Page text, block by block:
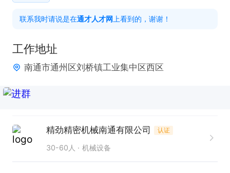
时/台机计费。每月绩效考核前三名有奖金！
1. 熟练操作三菱、法兰克系统机床，需具备一年以上
相关经验。
2. 精准完成找正坐标、复查程序等工作，熟悉常用代
要求：有责任心，态度端正、要求高素质
联系我时请说是在通才人才网 上看到的，谢谢！
工作地址
南通市通州区刘桥镇工业集中区西区
精劲精密机械南通有限公司 认证
30-60人 机械设备